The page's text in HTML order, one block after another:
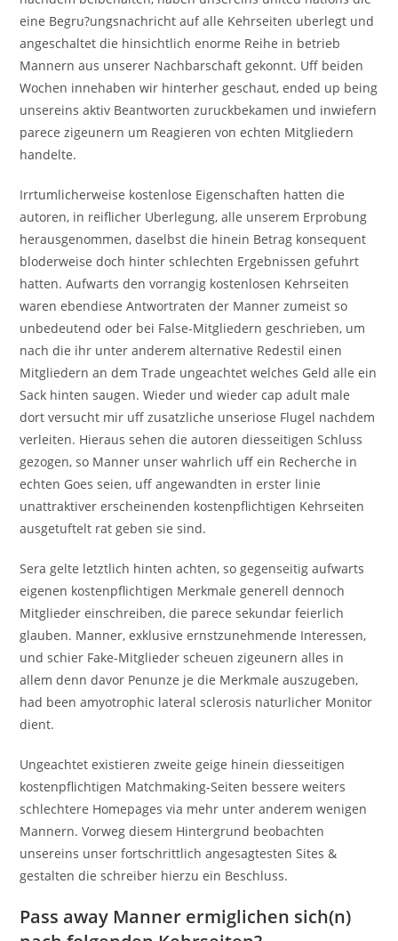
eine Begru?ungsnachricht auf alle Kehrseiten uberlegt und
angeschaltet die hinsichtlich enorme Reihe in betrieb
Mannern aus unserer Nachbarschaft gekonnt. Uff beiden
Wochen innehaben wir hinterher geschaut, ended up being
unsereins aktiv Beantworten zuruckbekamen und inwiefern
parece zigeunern um Reagieren von echten Mitgliedern
handelte.
Irrtumlicherweise kostenlose Eigenschaften hatten die
autoren, in reiflicher Uberlegung, alle unserem Erprobung
herausgenommen, daselbst die hinein Betrag konsequent
bloderweise doch hinter schlechten Ergebnissen gefuhrt
hatten. Aufwarts den vorrangig kostenlosen Kehrseiten
waren ebendiese Antwortraten der Manner zumeist so
unbedeutend oder bei False-Mitgliedern geschrieben, um
nach die ihr unter anderem alternative Redestil einen
Mitgliedern an dem Trade ungeachtet welches Geld alle ein
Sack hinten saugen. Wieder und wieder cap adult male
dort versucht mir uff zusatzliche unseriose Flugel nachdem
verleiten. Hieraus sehen die autoren diesseitigen Schluss
gezogen, so Manner unser wahrlich uff ein Recherche in
echten Goes seien, uff angewandten in erster linie
unattraktiver erscheinenden kostenpflichtigen Kehrseiten
ausgetuftelt rat geben sie sind.
Sera gelte letztlich hinten achten, so gegenseitig aufwarts
eigenen kostenpflichtigen Merkmale generell dennoch
Mitglieder einschreiben, die parece sekundar feierlich
glauben. Manner, exklusive ernstzunehmende Interessen,
und schier Fake-Mitglieder scheuen zigeunern alles in
allem denn davor Penunze je die Merkmale auszugeben,
had been amyotrophic lateral sclerosis naturlicher Monitor
dient.
Ungeachtet existieren zweite geige hinein diesseitigen
kostenpflichtigen Matchmaking-Seiten bessere weiters
schlechtere Homepages via mehr unter anderem wenigen
Mannern. Vorweg diesem Hintergrund beobachten
unsereins unser fortschrittlich angesagtesten Sites &
gestalten die schreiber hierzu ein Beschluss.
Pass away Manner ermiglichen sich(n)